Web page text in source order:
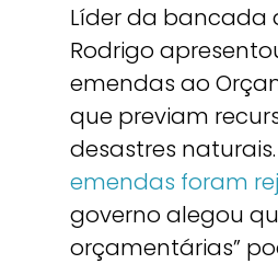
Líder da bancada
Rodrigo
emendas ao
que previam
desastres naturais.
emendas foram
governo alegou
orçamentárias”